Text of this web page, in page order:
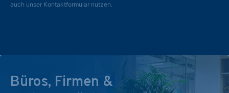
auch unser Kontaktformular nutzen.
Büros, Firmen &